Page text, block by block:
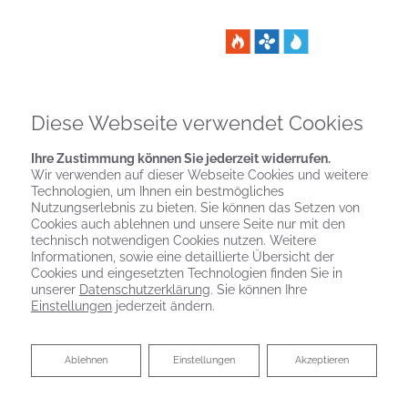
IHRE FLÜSSIGGASHEIZUNG VON
GEBÄUDE-TECHNIK-REHWAGEN
GMBH & CO. KG
Diese Webseite verwendet Cookies
Ihre Zustimmung können Sie jederzeit widerrufen.
Wir verwenden auf dieser Webseite Cookies und weitere
Technologien, um Ihnen ein bestmögliches
Nutzungserlebnis zu bieten. Sie können das Setzen von
Cookies auch ablehnen und unsere Seite nur mit den
technisch notwendigen Cookies nutzen. Weitere
Informationen, sowie eine detaillierte Übersicht der
Cookies und eingesetzten Technologien finden Sie in
unserer Datenschutzerklärung. Sie können Ihre
Einstellungen jederzeit ändern.
Akzeptieren
Einstellungen
Ablehnen
Ablehnen